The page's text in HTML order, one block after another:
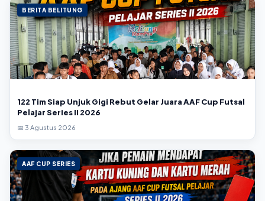
BERITA BELITUNG
122 Tim Siap Unjuk Gigi Rebut Gelar Juara AAF Cup Futsal
Pelajar Series II 2026
📅 3 Agustus 2026
AAF CUP SERIES